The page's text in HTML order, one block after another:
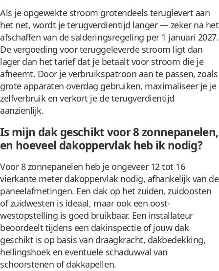
Als je opgewekte stroom grotendeels teruglevert aan
het net, wordt je terugverdientijd langer — zeker na het
afschaffen van de salderingsregeling per 1 januari 2027.
De vergoeding voor teruggeleverde stroom ligt dan
lager dan het tarief dat je betaalt voor stroom die je
afneemt. Door je verbruikspatroon aan te passen, zoals
grote apparaten overdag gebruiken, maximaliseer je je
zelfverbruik en verkort je de terugverdientijd
aanzienlijk.
Is mijn dak geschikt voor 8 zonnepanelen,
en hoeveel dakoppervlak heb ik nodig?
Voor 8 zonnepanelen heb je ongeveer 12 tot 16
vierkante meter dakoppervlak nodig, afhankelijk van de
paneelafmetingen. Een dak op het zuiden, zuidoosten
of zuidwesten is ideaal, maar ook een oost-
westopstelling is goed bruikbaar. Een installateur
beoordeelt tijdens een dakinspectie of jouw dak
geschikt is op basis van draagkracht, dakbedekking,
hellingshoek en eventuele schaduwval van
schoorstenen of dakkapellen.